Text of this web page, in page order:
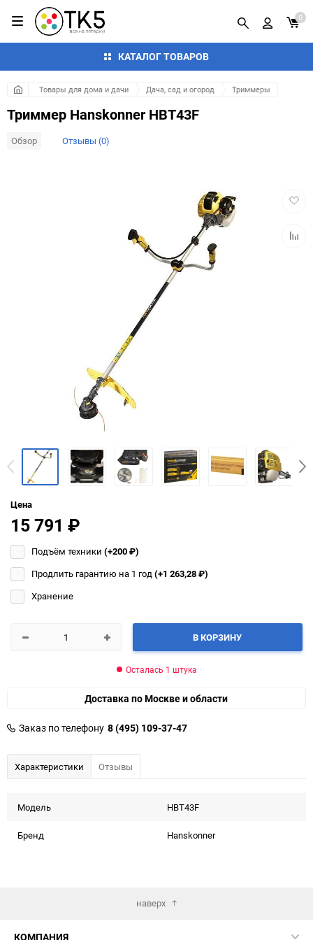
КАТАЛОГ ТОВАРОВ
0
Товары для дома и дачи Дача, сад и огород Триммеры
Триммер Hanskonner HBT43F
Обзор Отзывы (0)
Цена
15 791 ₽
Подъём техники (+200₽)
Продлить гарантию на 1 год(+1 263,28₽)
Хранение
В КОРЗИНУ
Осталась 1 штука
Доставка по Москве и области
Заказ по телефону 8 (495) 109-37-47
Характеристики Отзывы
Модель HBT43F
Бренд Hanskonner
наверх
КОМПАНИЯ